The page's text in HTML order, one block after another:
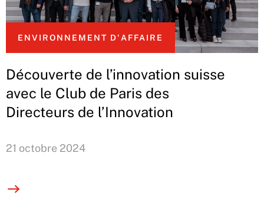
ENVIRONNEMENT D'AFFAIRE
Découverte de l’innovation suisse
avec le Club de Paris des
Directeurs de l’Innovation
21 octobre 2024